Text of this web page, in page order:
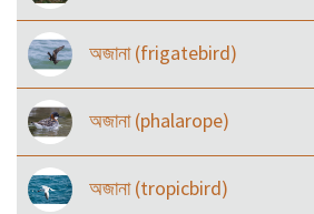
অজানা (frigatebird)
অজানা (phalarope)
অজানা (tropicbird)